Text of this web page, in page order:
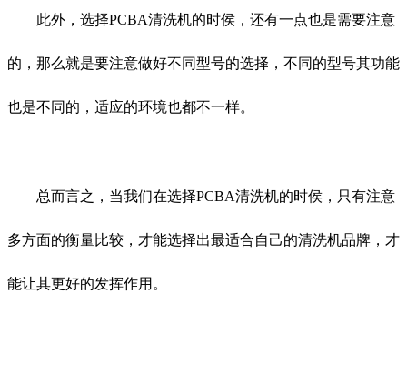
此外，选择PCBA清洗机的时侯，还有一点也是需要注意
的，那么就是要注意做好不同型号的选择，不同的型号其功能
也是不同的，适应的环境也都不一样。
总而言之，当我们在选择PCBA清洗机的时侯，只有注意
多方面的衡量比较，才能选择出最适合自己的清洗机品牌，才
能让其更好的发挥作用。